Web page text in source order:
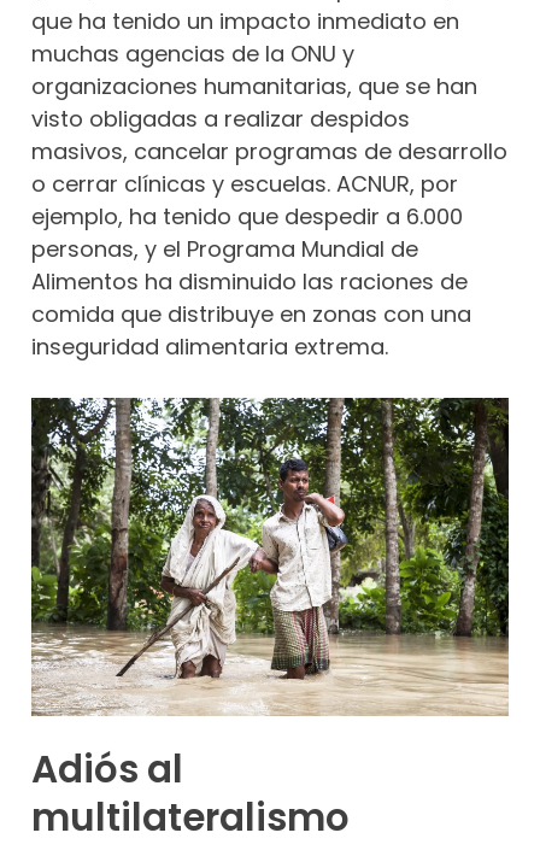
que ha tenido un impacto inmediato en
muchas agencias de la ONU y
organizaciones humanitarias, que se han
visto obligadas a realizar despidos
masivos, cancelar programas de desarrollo
o cerrar clínicas y escuelas. ACNUR, por
ejemplo, ha tenido que despedir a 6.000
personas, y el Programa Mundial de
Alimentos ha disminuido las raciones de
comida que distribuye en zonas con una
inseguridad alimentaria extrema.
Adiós al
multilateralismo